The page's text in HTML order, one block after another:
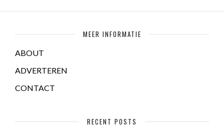
MEER INFORMATIE
ABOUT
ADVERTEREN
CONTACT
RECENT POSTS